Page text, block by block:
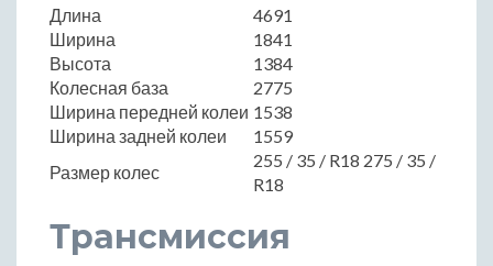
Длина
4691
Ширина
1841
Высота
1384
Колесная база
2775
Ширина передней колеи 1538
Ширина задней колеи
1559
Размер колес
255 / 35 / R18 275 / 35 /
R18
Трансмиссия